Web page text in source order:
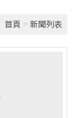
首頁 > 新聞列表